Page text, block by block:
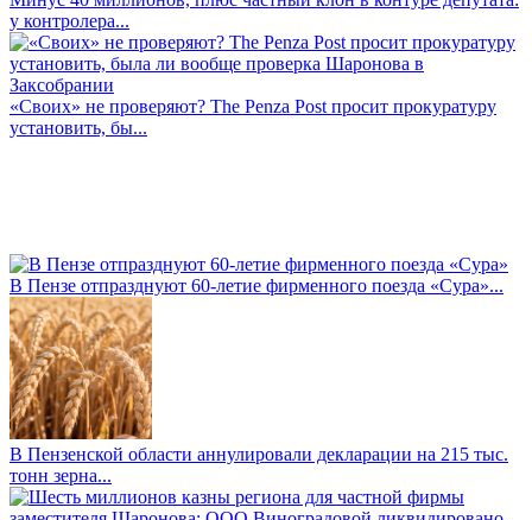
у контролера...
«Своих» не проверяют? The Penza Post просит прокуратуру
установить, бы...
В Пензе отпразднуют 60-летие фирменного поезда «Сура»...
В Пензенской области аннулировали декларации на 215 тыс.
тонн зерна...